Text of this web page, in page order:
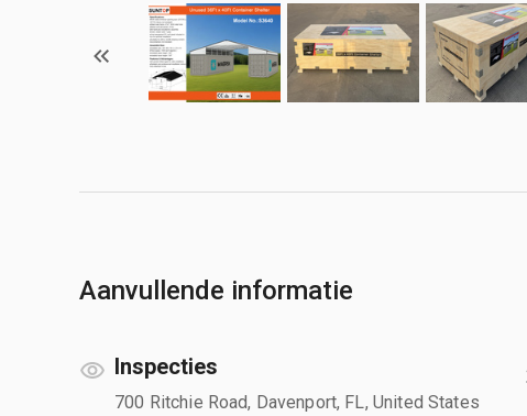
Aanvullende informatie
Inspecties
700 Ritchie Road, Davenport, FL, United States